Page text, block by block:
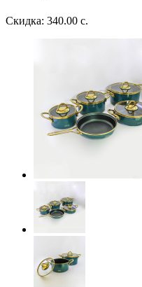
Скидка: 340.00 с.